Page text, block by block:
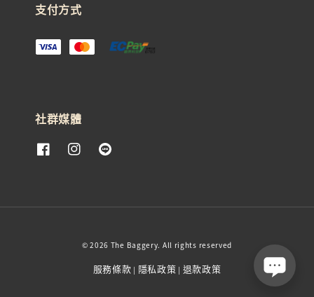
支付方式
社群媒體
© 2026 The Baggery. All rights reserved
服務條款 | 隱私政策 | 退款政策